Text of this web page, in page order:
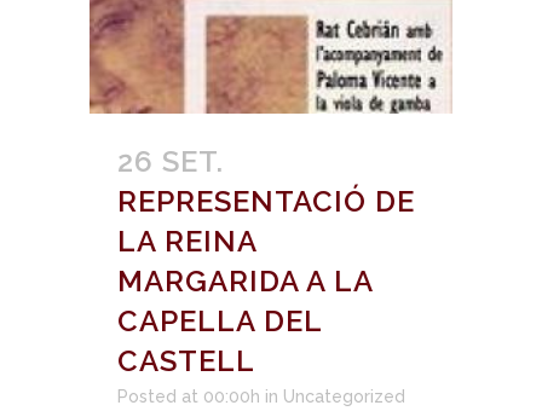
26 SET.
REPRESENTACIÓ DE
LA REINA
MARGARIDA A LA
CAPELLA DEL
CASTELL
Posted at 00:00h in Uncategorized